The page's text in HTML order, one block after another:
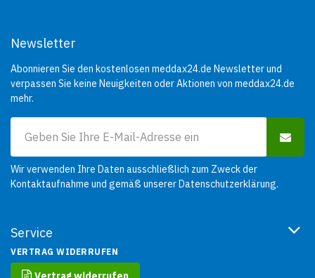
Service
VERTRAG WIDERRUFEN
Newsletter
Abonnieren Sie den kostenlosen meddax24.de Newsletter und
verpassen Sie keine Neuigkeiten oder Aktionen von meddax24.de
mehr.
Wir verwenden Ihre Daten ausschließlich zum Zweck der
Kontaktaufnahme und gemäß unsererDatenschutzerklärung.